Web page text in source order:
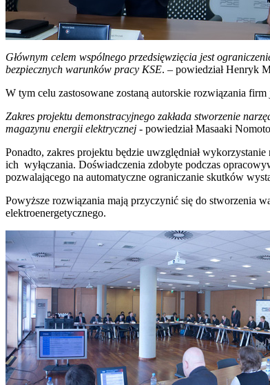
Głównym celem wspólnego przedsięwzięcia jest
bezpiecznych warunków pracy KSE. – powiedział Henryk
W tym celu zastosowane zostaną autorskie rozwiązania
Zakres projektu demonstracyjnego zakłada stworzenie
magazynu energii elektrycznej - powiedział Masaaki
Ponadto, zakres projektu będzie uwzględniał
ich wyłączania. Doświadczenia zdobyte podczas
pozwalającego na automatyczne ograniczanie skutków
Powyższe rozwiązania mają przyczynić się do stworzenia
elektroenergetycznego.